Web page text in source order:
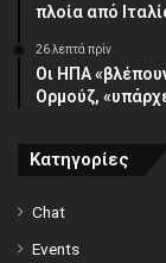
πλοία από
26 λεπτά πρίν
Οι ΗΠΑ
Ορμούζ,
Κατηγορίες
Chat
Events